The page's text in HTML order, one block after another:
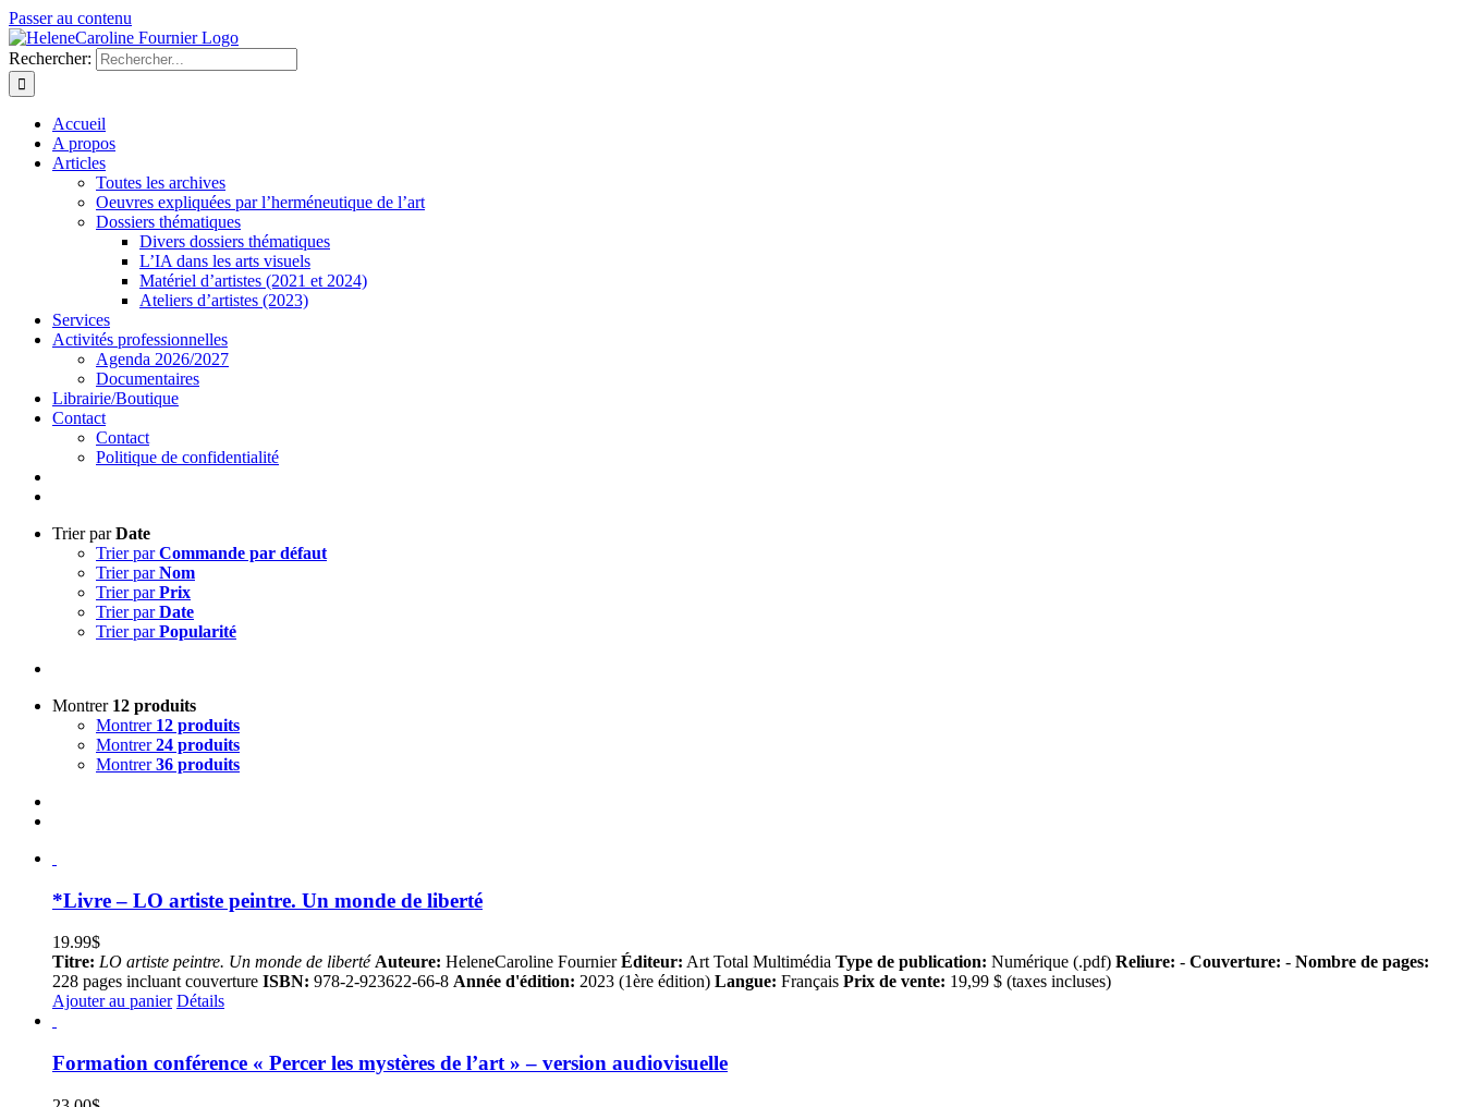
Passer au contenu
Rechercher:
Accueil
A propos
Articles
Toutes les archives
Oeuvres expliquées par l’herméneutique de l’art
Dossiers thématiques
Divers dossiers thématiques
L’IA dans les arts visuels
Matériel d’artistes (2021 et 2024)
Ateliers d’artistes (2023)
Services
Activités professionnelles
Agenda 2026/2027
Documentaires
Librairie/Boutique
Contact
Contact
Politique de confidentialité
Trier parDate
Trier parCommande par défaut
Trier parNom
Trier parPrix
Trier parDate
Trier parPopularité
Montrer 12 produits
Montrer 12 produits
Montrer24 produits
Montrer36 produits
*Livre – LO artiste peintre. Un monde de liberté
19.99$
Titre: LO artiste peintre. Un monde de liberté Auteure: HeleneCaroline FournierÉditeur: Art Total Multimédia Type de publication: Numérique (.pdf) Reliure: - Couverture: - Nombre de pages:
228 pages incluant couverture ISBN: 978-2-923622-66-8 Année d'édition: 2023 (1ère édition) Langue: Français Prix de vente: 19,99 $ (taxes incluses)
Ajouter au panier Détails
Formation conférence « Percer les mystères de l’art » – version audiovisuelle